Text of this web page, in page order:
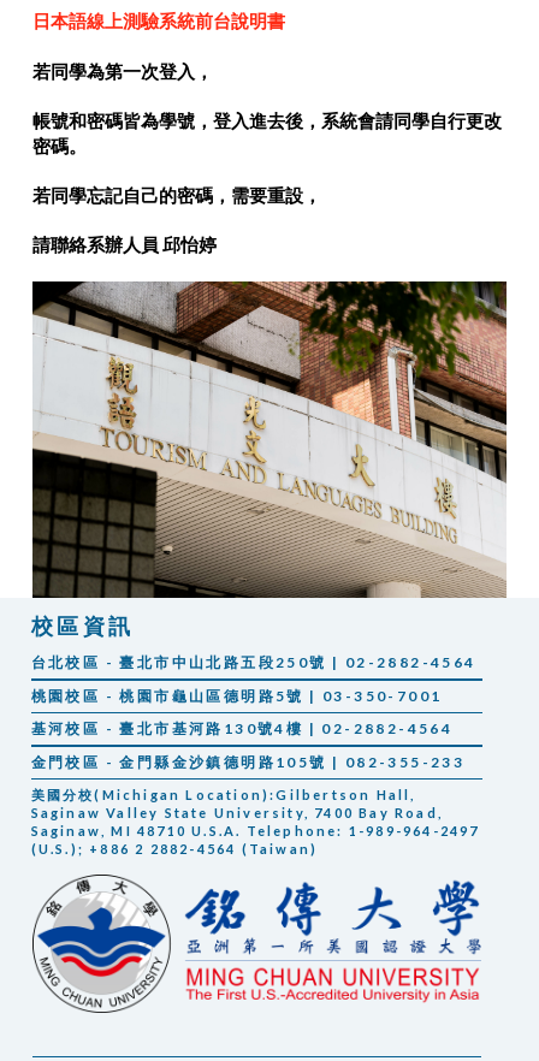
日本語線上測驗系統前台說明書
若同學為第一次登入，
帳號和密碼皆為學號，登入進去後，系統會請同學自行更改
密碼。
若同學忘記自己的密碼，需要重設，
請聯絡系辦人員 邱怡婷
校區資訊
台北校區 - 臺北市中山北路五段250號 | 02-2882-4564
桃園校區 - 桃園市龜山區德明路5號 | 03-350-7001
基河校區 - 臺北市基河路130號4樓 | 02-2882-4564
金門校區 - 金門縣金沙鎮德明路105號 | 082-355-233
美國分校(Michigan Location):Gilbertson Hall,
Saginaw Valley State University, 7400 Bay Road,
Saginaw, MI 48710 U.S.A. Telephone: 1-989-964-2497
(U.S.); +886 2 2882-4564 (Taiwan)